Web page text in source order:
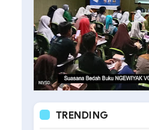
TRENDING